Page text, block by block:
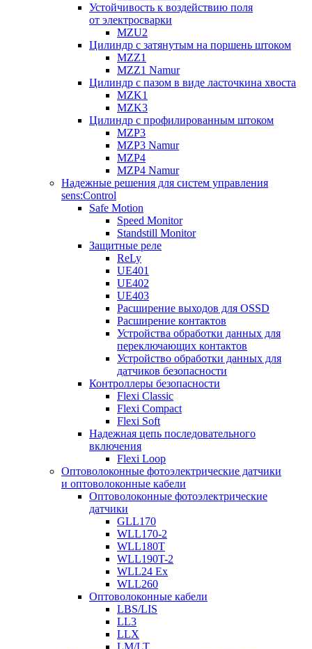
Устойчивость к воздействию поля
от электросварки
MZU2
Цилиндр с затянутым на поршень штоком
MZZ1
MZZ1 Namur
Цилиндр с пазом в виде ласточкина хвоста
MZK1
MZK3
Цилиндр с профилированным штоком
MZP3
MZP3 Namur
MZP4
MZP4 Namur
Надежные решения для систем управления
sens:Control
Safe Motion
Speed Monitor
Standstill Monitor
Защитные реле
ReLy
UE401
UE402
UE403
Расширение выходов для OSSD
Расширение контактов
Устройства обработки данных для
переключающих контактов
Устройство обработки данных для
датчиков безопасности
Контроллеры безопасности
Flexi Classic
Flexi Compact
Flexi Soft
Надежная цепь последовательного
включения
Flexi Loop
Оптоволоконные фотоэлектрические датчики
и оптоволоконные кабели
Оптоволоконные фотоэлектрические
датчики
GLL170
WLL170-2
WLL180T
WLL190T-2
WLL24 Ex
WLL260
Оптоволоконные кабели
LBS/LIS
LL3
LLX
LM/LT